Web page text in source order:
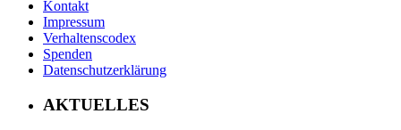
Kontakt
Impressum
Verhaltenscodex
Spenden
Datenschutzerklärung
AKTUELLES